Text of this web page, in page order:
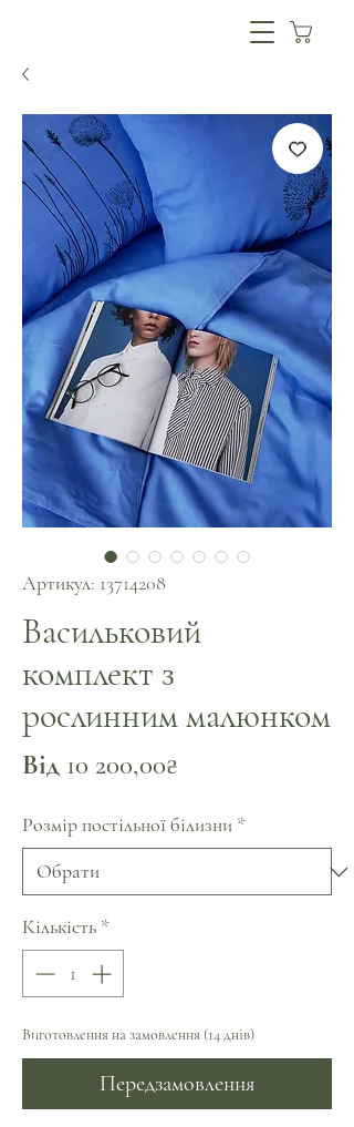
Артикул: 13714208
Васильковий
комплект з
рослинним малюнком
Від 10 200,00₴
Розмір постільної білизни *
Кількість *
Виготовлення на замовлення (14 днів)
Передзамовлення